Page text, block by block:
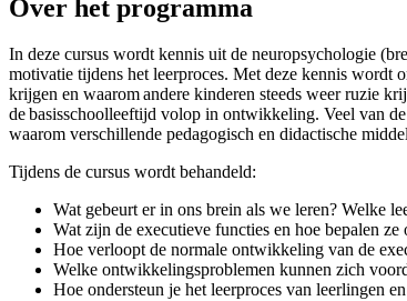
Over het programma
In deze cursus wordt kennis uit de neuropsychologie
motivatie tijdens het leerproces. Met deze kennis wordt
krijgen en waarom andere kinderen steeds weer ruzie
de basisschoolleeftijd volop in ontwikkeling. Veel van
waarom verschillende pedagogisch en didactische
Tijdens de cursus wordt behandeld:
Wat gebeurt er in ons brein als we leren? Welke
Wat zijn de executieve functies en hoe bepalen ze
Hoe verloopt de normale ontwikkeling van de
Welke ontwikkelingsproblemen kunnen zich
Hoe ondersteun je het leerproces van leerlingen